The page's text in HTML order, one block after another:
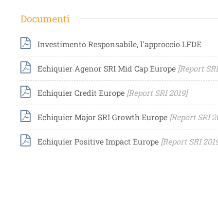
Documenti
Investimento Responsabile, l'approccio LFDE
Echiquier Agenor SRI Mid Cap Europe [Report
Echiquier Credit Europe [Report SRI 2019]
Echiquier Major SRI Growth Europe [Report SRI
Echiquier Positive Impact Europe [Report SRI